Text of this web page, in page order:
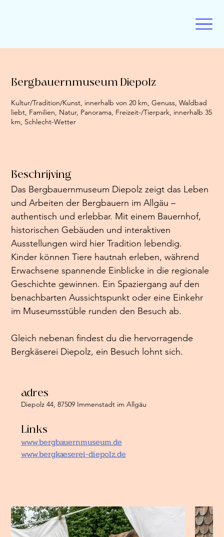
Bergbauernmuseum Diepolz
Kultur/Tradition/Kunst, innerhalb von 20 km, Genuss, Waldbad
liebt, Familien, Natur, Panorama, Freizeit-/Tierpark, innerhalb 35
km, Schlecht-Wetter
Beschrijving
Das Bergbauernmuseum Diepolz zeigt das Leben
und Arbeiten der Bergbauern im Allgäu –
authentisch und erlebbar. Mit einem Bauernhof,
historischen Gebäuden und interaktiven
Ausstellungen wird hier Tradition lebendig.
Kinder können Tiere hautnah erleben, während
Erwachsene spannende Einblicke in die regionale
Geschichte gewinnen. Ein Spaziergang auf den
benachbarten Aussichtspunkt oder eine Einkehr
im Museumsstüble runden den Besuch ab.
Gleich nebenan findest du die hervorragende
Bergkäserei Diepolz, ein Besuch lohnt sich.
adres
Diepolz 44, 87509 Immenstadt im Allgäu
Links
www.bergbauernmuseum.de
www.bergkaeserei-diepolz.de